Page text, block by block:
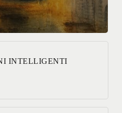
INTELLIGENTI